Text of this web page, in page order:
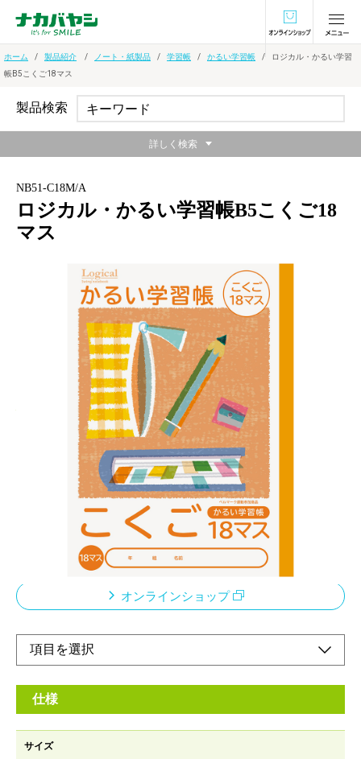
オンラインショ
ホーム 製品紹介 ノート・紙製品 学習帳 かるい学習帳
ロジカル・かるい学習
帳B5こくご18マス
NB51-C18M/A
ロジカル・かるい学習帳B5こくご18
マス
こどもがよろこぶかるい学習帳 ノートが軽いと
心も軽い！厚みが同じで軽い
メーカー希望小売価格：
+ 税
科目の増加など、荷物が多くなる、小学校・中高学年向けノート
従来商品より約20％軽量化。本文には厚みはそのまま裏うつりは
従来品と同様。ベルマーク運動参加商品このノートの売り上げの
一部は「あしなが育英会」に寄付されます
オンラインショップ
仕様
サイズ
製品検索
詳しく検索